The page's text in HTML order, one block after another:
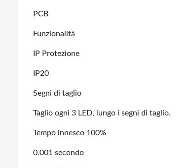
PCB
Funzionalità
IP Protezione
IP20
Segni di taglio
Taglio ogni 3 LED, lungo i segni di taglio.
Tempo innesco 100%
0.001 secondo